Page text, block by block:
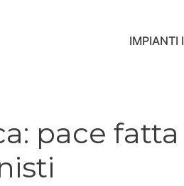
IMPIANTI
pace